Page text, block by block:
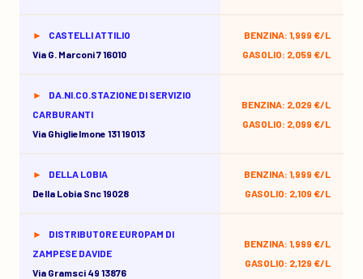
CASTELLI ATTILIO
Via G. Marconi 7 16010
BENZINA: 1,999 €/L
GASOLIO: 2,059 €/L
DA.NI.CO.STAZIONE DI SERVIZIO
CARBURANTI
Via Ghiglielmone 131 19013
BENZINA: 2,029 €/L
GASOLIO: 2,099 €/L
DELLA LOBIA
Della Lobia Snc 19028
BENZINA: 1,999 €/L
GASOLIO: 2,109 €/L
DISTRIBUTORE EUROPAM DI
ZAMPESE DAVIDE
Via Gramsci 49 13876
BENZINA: 1,999 €/L
GASOLIO: 2,129 €/L